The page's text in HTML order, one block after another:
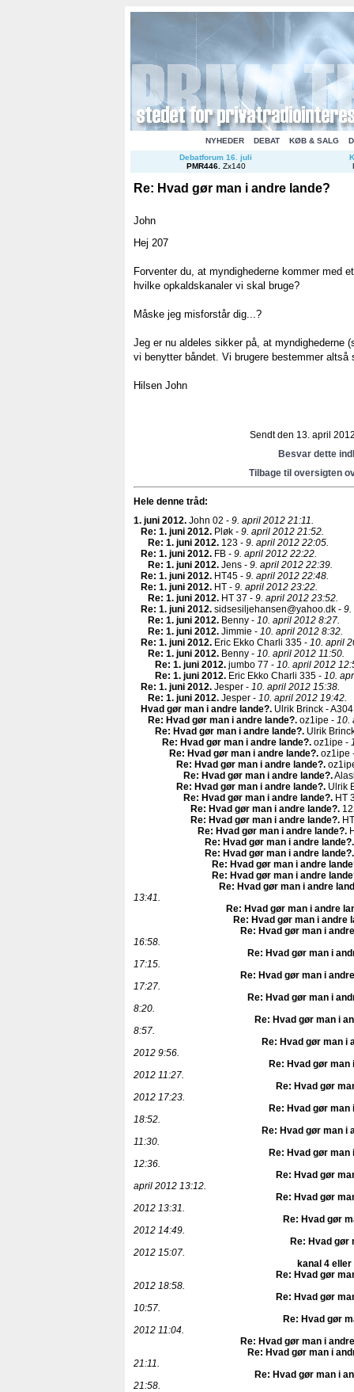
NYHEDER DEBAT KØB & SALG
Debatforum 16. juli
PMR446. Zx140
Re: Hvad gør man i andre lande?
John
Hej 207
Forventer du, at myndighederne kommer med
hvilke opkaldskanaler vi skal bruge?
Måske jeg misforstår dig...?
Jeg er nu aldeles sikker på, at myndighederne
vi benytter båndet. Vi brugere bestemmer altså
Hilsen John
Sendt den 13. april
Besvar dette
Tilbage til oversigten
Hele denne tråd:
1. juni 2012. John 02 - 9. april 2012 21:11.
Re: 1. juni 2012. Pløk - 9. april 2012 21:52.
Re: 1. juni 2012. 123 - 9. april 2012 22:05.
Re: 1. juni 2012. FB - 9. april 2012 22:22.
Re: 1. juni 2012. Jens - 9. april 2012 22:39.
Re: 1. juni 2012. HT45 - 9. april 2012 22:48.
Re: 1. juni 2012. HT - 9. april 2012 23:22.
Re: 1. juni 2012. HT 37 - 9. april 2012 23:52.
Re: 1. juni 2012. sidsesiljehansen@yahoo.dk - 9.
Re: 1. juni 2012. Benny - 10. april 2012 8:27.
Re: 1. juni 2012. Jimmie - 10. april 2012 8:32.
Re: 1. juni 2012. Eric Ekko Charli 335 - 10. april
Re: 1. juni 2012. Benny - 10. april 2012 11:50.
Re: 1. juni 2012. jumbo 77 - 10. april 2012
Re: 1. juni 2012. Eric Ekko Charli 335 - 10.
Re: 1. juni 2012. Jesper - 10. april 2012 15:38.
Re: 1. juni 2012. Jesper - 10. april 2012 19:42.
Hvad gør man i andre lande?. Ulrik Brinck -
Re: Hvad gør man i andre lande?. oz1ipe - 10.
Re: Hvad gør man i andre lande?. Ulrik
Re: Hvad gør man i andre lande?. oz1ipe -
Re: Hvad gør man i andre lande?. oz1ipe
Re: Hvad gør man i andre lande?.
Re: Hvad gør man i andre lande?.
Re: Hvad gør man i andre lande?. Ulrik
Re: Hvad gør man i andre lande?. HT
Re: Hvad gør man i andre lande?.
Re: Hvad gør man i andre lande?.
Re: Hvad gør man i andre lande?.
Re: Hvad gør man i andre lande?.
Re: Hvad gør man i andre lande?.
Re: Hvad gør man i andre
Re: Hvad gør man i andre
Re: Hvad gør man i andre
13:41.
Re: Hvad gør man i andre
Re: Hvad gør man i andre
Re: Hvad gør man i
16:58.
Re: Hvad gør man i
17:15.
Re: Hvad gør man i
17:27.
Re: Hvad gør man i
8:20.
Re: Hvad gør man i
8:57.
Re: Hvad gør man i
2012 9:56.
Re: Hvad gør man
2012 11:27.
Re: Hvad gør
2012 17:23.
Re: Hvad gør man
18:52.
Re: Hvad gør man i
11:30.
Re: Hvad gør man
12:36.
Re: Hvad gør
april 2012 13:12.
Re: Hvad gør
2012 13:31.
Re: Hvad gør
2012 14:49.
Re: Hvad gør
2012 15:07.
kanal 4 eller
Re: Hvad gør
2012 18:58.
Re: Hvad gør
10:57.
Re: Hvad gør
2012 11:04.
Re: Hvad gør man i
Re: Hvad gør man i
21:11.
Re: Hvad gør man i
21:58.